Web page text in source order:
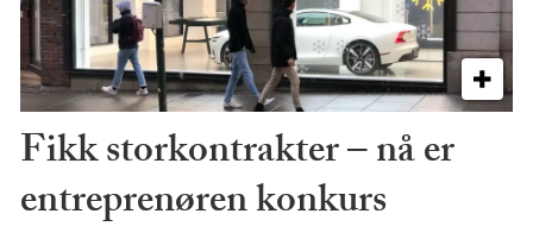
Fikk storkontrakter – nå er
entreprenøren konkurs